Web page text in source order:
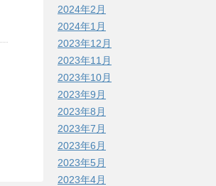
2024年2月
2024年1月
2023年12月
2023年11月
2023年10月
2023年9月
2023年8月
2023年7月
2023年6月
2023年5月
2023年4月